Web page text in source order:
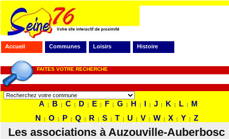
Accueil Communes Loisirs Histoire
FAITES VOTRE RECHERCHE
A | B | C | D | E | F | G | H | I | J | K | L |
M
N
| O | P | Q | R | S | T | U | V | W | X | Y | Z
Les associations à Auzouville-Auberbosc